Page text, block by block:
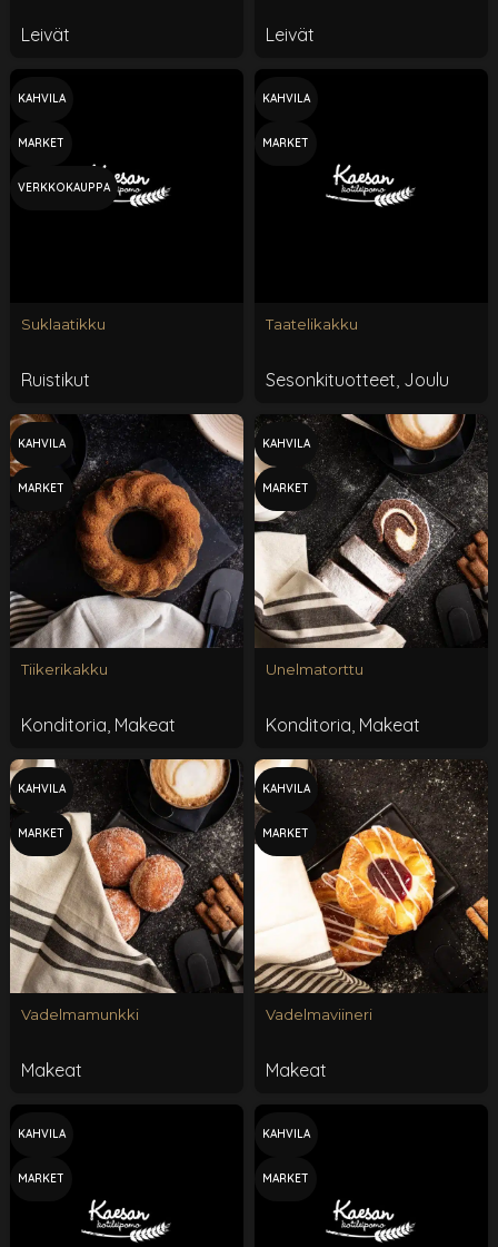
Leivät Leivät
KAHVILA
MARKET
VERKKOKAUPPA
Suklaatikku
Ruistikut
KAHVILA
MARKET
Taatelikakku
Sesonkituotteet Joulu
KAHVILA
MARKET
Tiikerikakku
Konditoria Makeat
KAHVILA
MARKET
Unelmatorttu
Konditoria Makeat
KAHVILA
MARKET
Vadelmamunkki
Makeat
KAHVILA
MARKET
Vadelmaviineri
Makeat
KAHVILA
MARKET
KAHVILA
MARKET